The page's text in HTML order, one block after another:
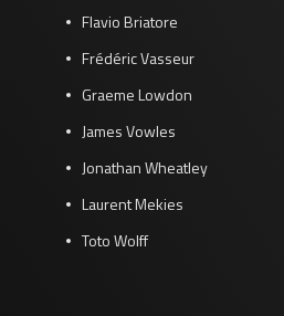
Flavio Briatore
Frédéric Vasseur
Graeme Lowdon
James Vowles
Jonathan Wheatley
Laurent Mekies
Toto Wolff